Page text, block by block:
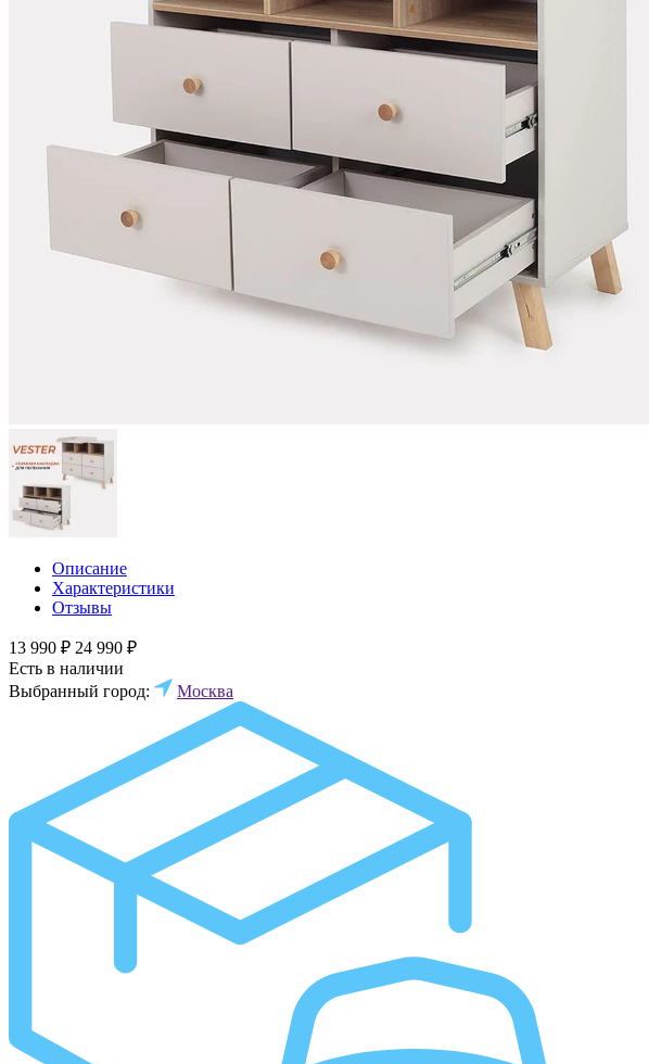
Описание
Характеристики
Отзывы
13 990 ₽ 24 990 ₽
Есть в наличии
Выбранный город:
Москва